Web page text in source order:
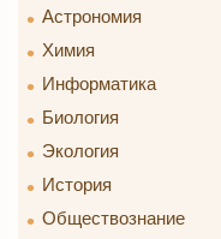
Астрономия
Химия
Информатика
Биология
Экология
История
Обществознание